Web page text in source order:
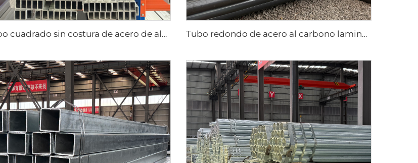
Tubo cuadrado sin costura de acero de aluminio Tubo redondo de acero al carbono laminado en caliente tubo negro ASTM AISI